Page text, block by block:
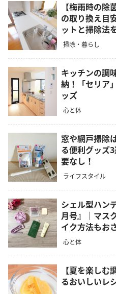
【梅雨時の
の取り換え目
ットと掃除法
掃除・暮らし
キッチンの調
納！「セリア
ッズ
心と体
窓や網戸掃除
る便利グッズ
要なし！
ライフスタイル
シェル型ハン
月号』｜マス
イク方法もお
心と体
【夏を楽し
るおいしいレ